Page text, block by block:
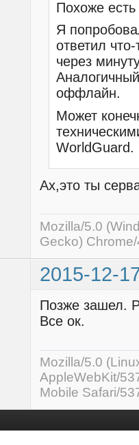
Похоже
Я
ответил
через
оффлайн.
Может
WorldGuard.
Ах,это ты
Mozilla/5.0
Gecko)
2015-12-
Позже зашел.
Все ок.
Mozilla/5.0
AppleWebKit/
Mobile Safari/